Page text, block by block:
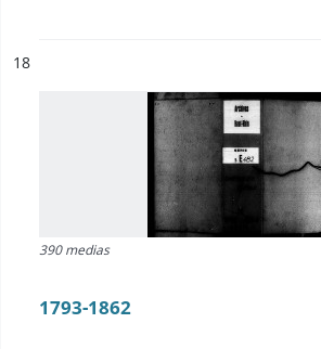
n°
18
390 medias
1793-1862